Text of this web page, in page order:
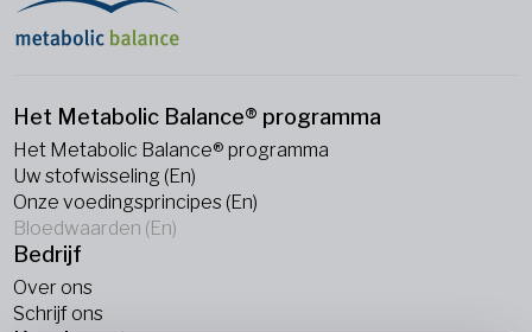
Het Metabolic Balance® programma
Het Metabolic Balance® programma
Uw stofwisseling (En)
Onze voedingsprincipes (En)
Bloedwaarden (En)
Bedrijf
Over ons
Schrijf ons